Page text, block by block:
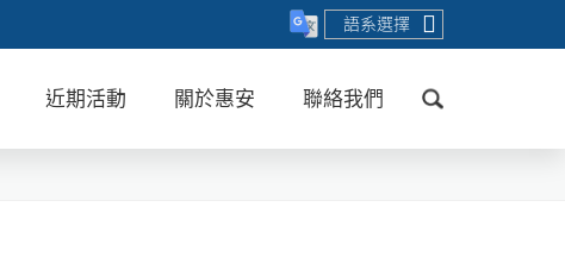
語系選擇
近期活動 關於惠安 聯絡我們
送出